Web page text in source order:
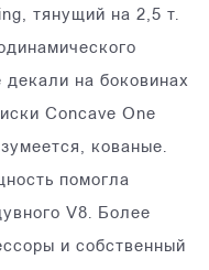
тянущий на 2,5 т.
на боковинах
Concave One
кованые.
помогла
V8. Более
и собственный